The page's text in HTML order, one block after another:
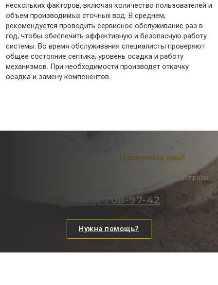
нескольких факторов, включая количество пользователей и
объем производимых сточных вод. В среднем,
рекомендуется проводить сервисное обслуживание раз в
год, чтобы обеспечить эффективную и безопасную работу
системы. Во время обслуживания специалисты проверяют
общее состояние септика, уровень осадка и работу
механизмов. При необходимости производят откачку
осадка и замену компонентов.
Позвоните нам!
Наши менеджеры ответят на все интересующие Вас вопросы
+7 (925) 208-97-42
Нужна помощь?